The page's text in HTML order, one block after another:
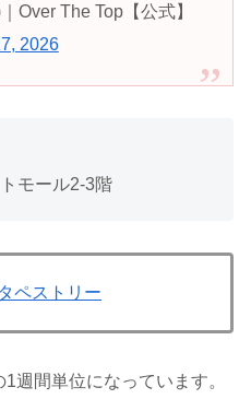
Over The Top【公式】
2026
モール2-3階
ペストリー
週間単位になっています。